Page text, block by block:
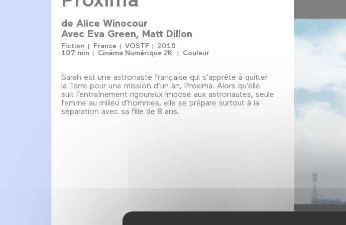
de Alice Winocour
Avec Eva Green Matt Dillon
Fiction France VOSTF
2019
107 min
Cinéma Numérique 2K Couleur
Sarah est une astronaute française qui s’apprête à quitter
la Terre pour une mission d’un an, Proxima. Alors qu’elle
suit l’entraînement rigoureux imposé aux astronautes, seule
femme au milieu d’hommes, elle se prépare surtout à la
séparation avec sa fille de 8 ans.